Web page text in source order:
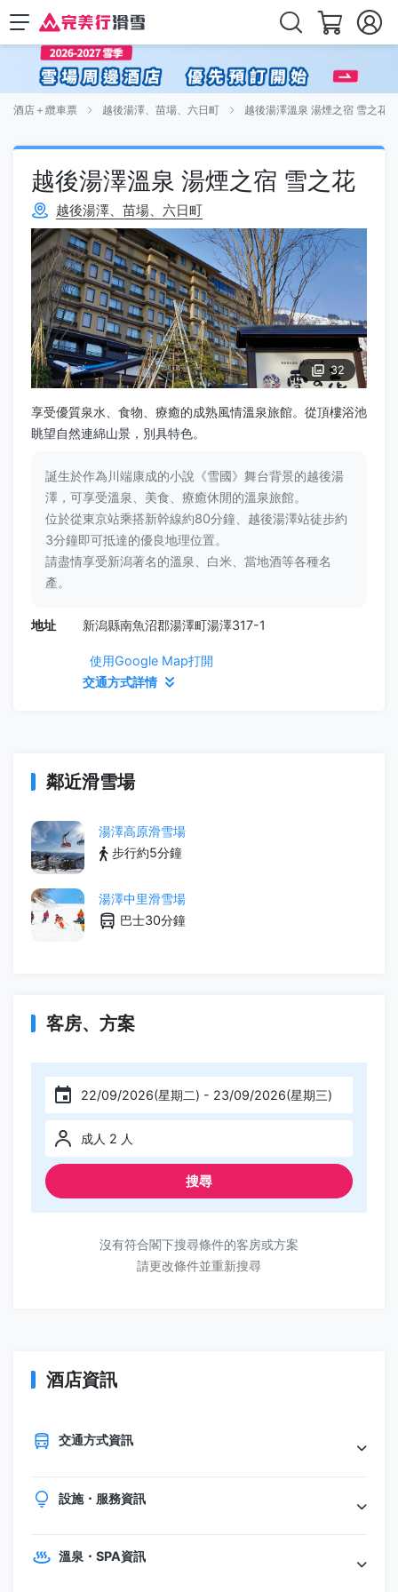
酒店＋纜車票 越後湯澤、苗場、六日町 越後湯澤溫泉 湯煙之宿 雪之花
越後湯澤溫泉 湯煙之宿 雪之花
越後湯澤、苗場、六日町
32
享受優質泉水、食物、療癒的成熟風情溫泉旅館。從頂樓浴池
眺望自然連綿山景，別具特色。
誕生於作為川端康成的小說《雪國》舞台背景的越後湯
澤，可享受溫泉、美食、療癒休閒的溫泉旅館。
位於從東京站乘搭新幹線約80分鐘、越後湯澤站徒步約
3分鐘即可抵達的優良地理位置。
請盡情享受新潟著名的溫泉、白米、當地酒等各種名
產。
地址 新潟縣南魚沼郡湯澤町湯澤317-1
使用Google Map打開
交通方式詳情
鄰近滑雪場
湯澤高原滑雪場
步行約5分鐘
湯澤中里滑雪場
巴士30分鐘
客房、方案
22/09/2026(星期二) - 23/09/2026(星期三)
成人 2 人
搜尋
沒有符合閣下搜尋條件的客房或方案
請更改條件並重新搜尋
酒店資訊
交通方式資訊
設施・服務資訊
溫泉・SPA資訊